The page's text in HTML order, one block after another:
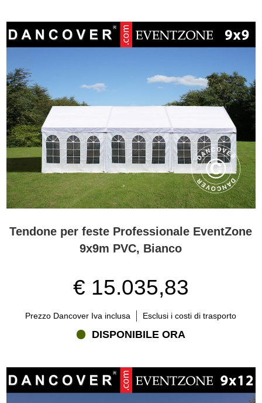
Tendone per feste Professionale EventZone
9x9m PVC, Bianco
€ 15.035,83
Prezzo Dancover Iva inclusa Esclusi i costi di trasporto
DISPONIBILE ORA